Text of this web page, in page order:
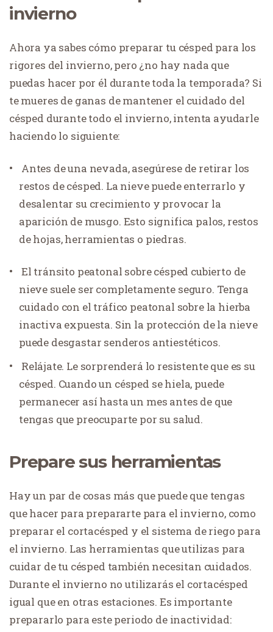
invierno
Ahora ya sabes cómo preparar tu césped para los
rigores del invierno, pero ¿no hay nada que
puedas hacer por él durante toda la temporada? Si
te mueres de ganas de mantener el cuidado del
césped durante todo el invierno, intenta ayudarle
haciendo lo siguiente:
Antes de una nevada, asegúrese de retirar los
restos de césped. La nieve puede enterrarlo y
desalentar su crecimiento y provocar la
aparición de musgo. Esto significa palos, restos
de hojas, herramientas o piedras.
El tránsito peatonal sobre césped cubierto de
nieve suele ser completamente seguro. Tenga
cuidado con el tráfico peatonal sobre la hierba
inactiva expuesta. Sin la protección de la nieve
puede desgastar senderos antiestéticos.
Relájate. Le sorprenderá lo resistente que es su
césped. Cuando un césped se hiela, puede
permanecer así hasta un mes antes de que
tengas que preocuparte por su salud.
Prepare sus herramientas
Hay un par de cosas más que puede que tengas
que hacer para prepararte para el invierno, como
preparar el cortacésped y el sistema de riego para
el invierno. Las herramientas que utilizas para
cuidar de tu césped también necesitan cuidados.
Durante el invierno no utilizarás el cortacésped
igual que en otras estaciones. Es importante
prepararlo para este periodo de inactividad: